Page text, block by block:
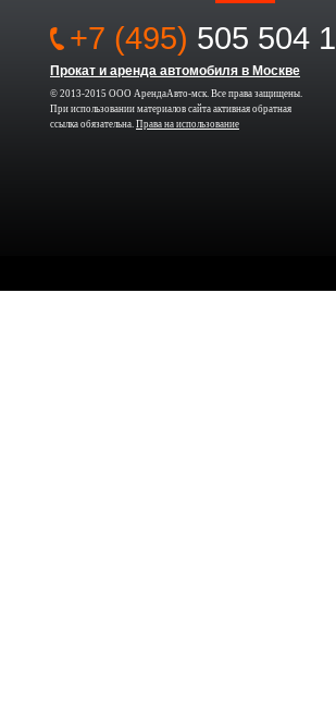
+7 (495) 505 504 1
Прокат и аренда автомобиля в Москве
© 2013-2015 ООО АрендаАвто-мск. Все права защищены.
При использовании материалов сайта активная обратная
ссылка обязательна. Права на использование